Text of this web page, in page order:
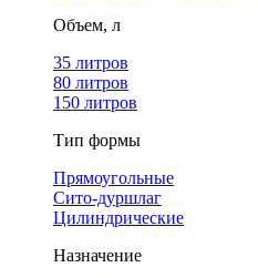
Объем, л
35 литров
80 литров
150 литров
Тип формы
Прямоугольные
Сито-дуршлаг
Цилиндрические
Назначение